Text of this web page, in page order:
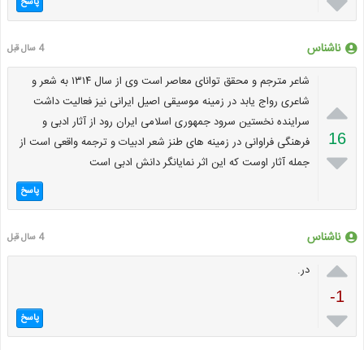
ناشناس 4 سال قبل

16

شاعر مترجم و محقق توانای معاصر است وی از سال ۱۳۱۴ به شعر و
شاعری رواج یابد در زمینه موسیقی اصیل ایرانی نیز فعالیت داشت
سراینده نخستین سرود جمهوری اسلامی ایران رود از آثار ادبی و
فرهنگی فراوانی در زمینه های طنز شعر ادبیات و ترجمه واقعی است از
جمله آثار اوست که این اثر نمایانگر دانش ادبی است
پاسخ
ناشناس 4 سال قبل

-1

در.
پاسخ